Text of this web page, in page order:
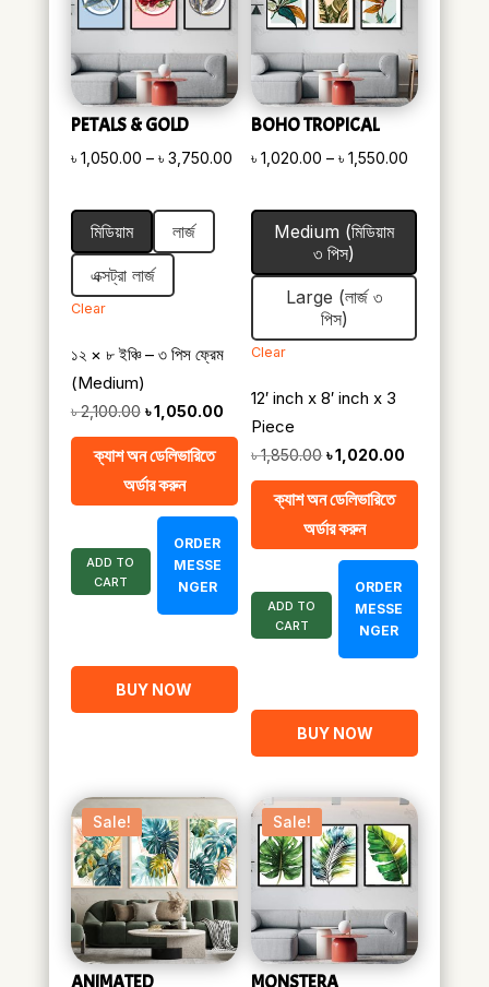
PETALS & GOLD
৳ 1,050.00 – ৳ 3,750.00Price
৳ 1,050.00
through
৳ 3,750.00
মিডিয়াম
লার্জ
এক্সট্রা লার্জ
Clear
১২ × ৮ ইঞ্চি – ৩ পিস ফ্রেম
(Medium)
৳2,100.00 Original
price
was:
৳ 2,100.00.
৳1,050.00Current
price
৳ 1,050.00.
ক্যাশ অন ডেলিভারিতে
অর্ডার করুন
ADD TO
CART
ORDER
MESSE
NGER
BUY NOW
BOHO TROPICAL
৳1,020.00 – ৳1,550.00
৳ 1,020.00
৳ 1,550.00
Medium (মিডিয়াম
৩ পিস)
Large (লার্জ ৩
পিস)
Clear
12′ inch x 8′ inch x 3
Piece
৳1,850.00 Original
price
was:
৳ 1,850.00.
৳1,020.00
price
ক্যাশ অন ডেলিভারিতে
অর্ডার করুন
ADD TO
CART
ORDER
MESSE
NGER
BUY NOW
Sale!
ANIMATED
Sale!
MONSTERA